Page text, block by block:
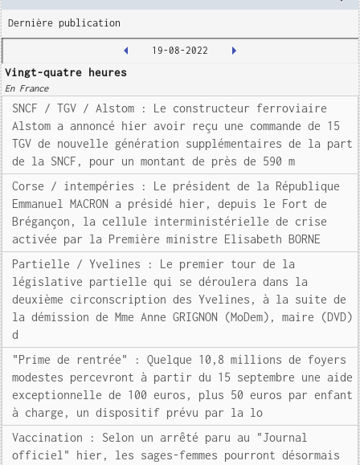
Dernière publication
19-08-2022
Vingt-quatre heures
En France
SNCF / TGV / Alstom : Le constructeur ferroviaire
Alstom a annoncé hier avoir reçu une commande de 15
TGV de nouvelle génération supplémentaires de la part
de la SNCF, pour un montant de près de 590 m
Corse / intempéries : Le président de la République
Emmanuel MACRON a présidé hier, depuis le Fort de
Brégançon, la cellule interministérielle de crise
activée par la Première ministre Elisabeth BORNE
Partielle / Yvelines : Le premier tour de la
législative partielle qui se déroulera dans la
deuxième circonscription des Yvelines, à la suite de
la démission de Mme Anne GRIGNON (MoDem), maire (DVD)
d
"Prime de rentrée" : Quelque 10,8 millions de foyers
modestes percevront à partir du 15 septembre une aide
exceptionnelle de 100 euros, plus 50 euros par enfant
à charge, un dispositif prévu par la lo
Vaccination : Selon un arrêté paru au "Journal
officiel" hier, les sages-femmes pourront désormais